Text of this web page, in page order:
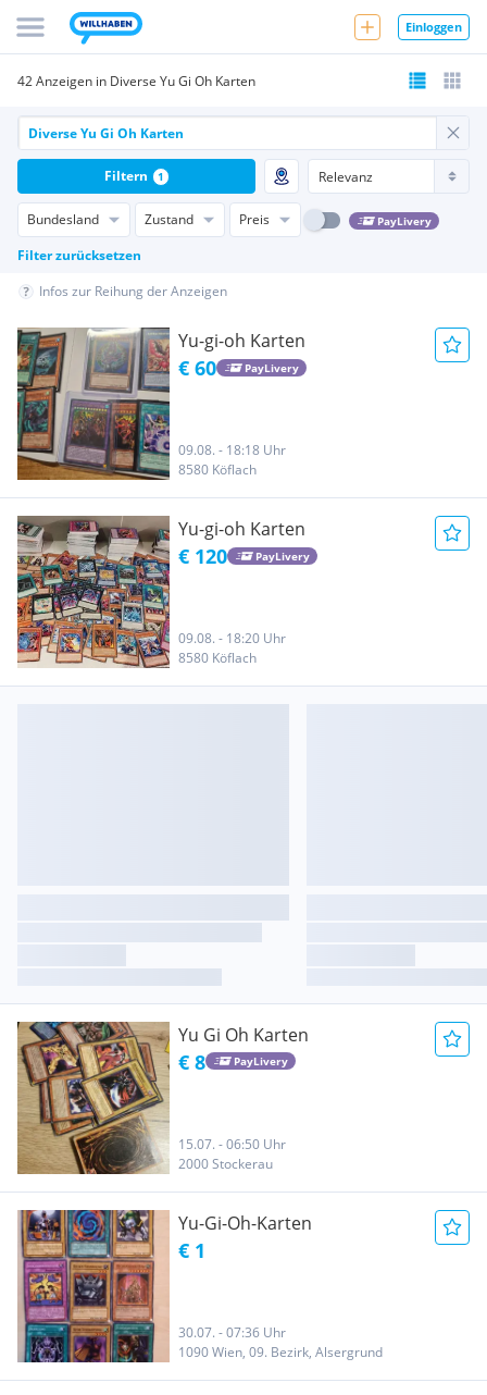
Einloggen
42 Anzeigen in Diverse Yu Gi Oh Karten
Bundesland Zustand Preis PayLivery
Filter zurücksetzen
Filtern 1
Infos zur Reihung der Anzeigen
Yu-gi-oh Karten
€ 60 PayLivery
09.08. - 18:18 Uhr
8580 Köflach
Yu-gi-oh Karten
€ 120 PayLivery
09.08. - 18:20 Uhr
8580 Köflach
Yu Gi Oh Karten
€ 8 PayLivery
15.07. - 06:50 Uhr
2000 Stockerau
Yu-Gi-Oh-Karten
€ 1
30.07. - 07:36 Uhr
1090 Wien, 09. Bezirk, Alsergrund